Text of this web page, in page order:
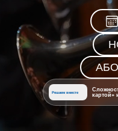
Решаем вместе
картой»